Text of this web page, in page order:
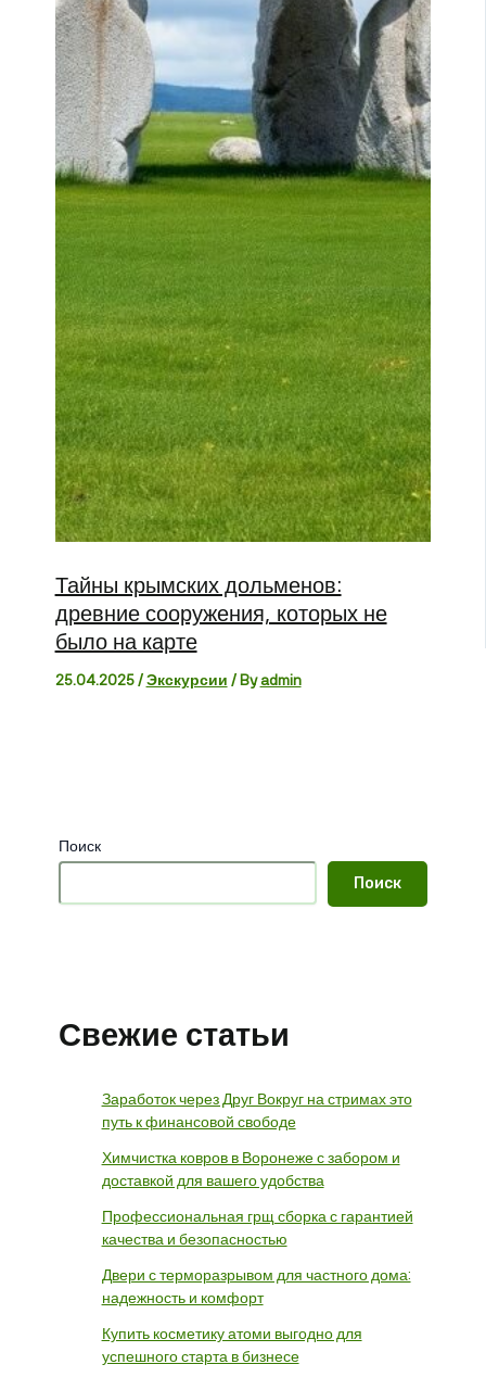
Тайны крымских дольменов:
древние сооружения, которых не
было на карте
25.04.2025/Экскурсии / Byadmin
Поиск
Поиск
Свежие статьи
Заработок через Друг Вокруг на стримах это
путь к финансовой свободе
Химчистка ковров в Воронеже с забором и
доставкой для вашего удобства
Профессиональная грщ сборка с гарантией
качества и безопасностью
Двери с терморазрывом для частного дома:
надежность и комфорт
Купить косметику атоми выгодно для
успешного старта в бизнесе